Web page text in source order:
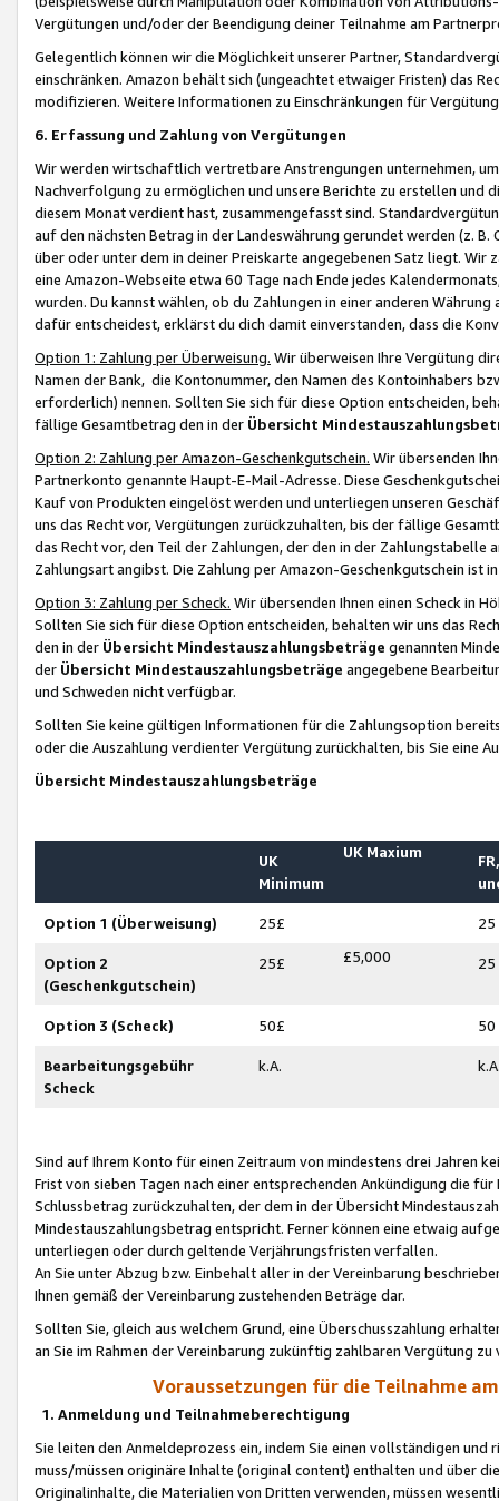
Vergütungen und/oder der Beendigung deiner Teilnahme am
Gelegentlich können wir die Möglichkeit unserer Partner,
einschränken. Amazon behält sich (ungeachtet etwaiger Fristen) das
modifizieren. Weitere Informationen zu Einschränkungen für
6. Erfassung und Zahlung von Vergütungen
Wir werden wirtschaftlich vertretbare Anstrengungen unternehmen,
Nachverfolgung zu ermöglichen und unsere Berichte zu erstellen und
diesem Monat verdient hast, zusammengefasst sind.
auf den nächsten Betrag in der Landeswährung gerundet werden (z.
über oder unter dem in deiner Preiskarte angegebenen Satz liegt.
eine Amazon-Webseite etwa 60 Tage nach Ende jedes
wurden. Du kannst wählen, ob du Zahlungen in einer anderen
dafür entscheidest, erklärst du dich damit einverstanden, dass die
Option 1: Zahlung per Überweisung. Wir überweisen Ihre Vergütung
Namen der Bank, die Kontonummer, den Namen des Kontoinhabers
erforderlich) nennen. Sollten Sie sich für diese Option entscheiden,
fällige Gesamtbetrag den in der Übersicht
Option 2: Zahlung per Amazon-Geschenkgutschein. Wir übersenden
Partnerkonto genannte Haupt-E-Mail-Adresse. Diese
Kauf von Produkten eingelöst werden und unterliegen unseren
uns das Recht vor, Vergütungen zurückzuhalten, bis der fällige
das Recht vor, den Teil der Zahlungen, der den in der
Zahlungsart angibst. Die Zahlung per Amazon-Geschenkgutschein ist
Option 3: Zahlung per Scheck. Wir übersenden Ihnen einen Scheck in
Sollten Sie sich für diese Option entscheiden, behalten wir uns das
den in der Übersicht Mindestauszahlungsbeträge genannten
der Übersicht Mindestauszahlungsbeträge angegebene
und Schweden nicht verfügbar.
Sollten Sie keine gültigen Informationen für die Zahlungsoption
oder die Auszahlung verdienter Vergütung zurückhalten, bis Sie
Übersicht Mindestauszahlungsbeträge
UK
Minimum
UK Maxium
Option 1 (Überweisung) 25£ 25
Option 2
(Geschenkgutschein)
25£ £5,000 25
Option 3 (Scheck) 50£ 50
Bearbeitungsgebühr
Scheck
k.A.
Sind auf Ihrem Konto für einen Zeitraum von mindestens drei Jahren
Frist von sieben Tagen nach einer entsprechenden Ankündigung die
Schlussbetrag zurückzuhalten, der dem in der Übersicht
Mindestauszahlungsbetrag entspricht. Ferner können eine etwaig
unterliegen oder durch geltende Verjährungsfristen verfallen.
An Sie unter Abzug bzw. Einbehalt aller in der Vereinbarung
Ihnen gemäß der Vereinbarung zustehenden Beträge dar.
Sollten Sie, gleich aus welchem Grund, eine Überschusszahlung
an Sie im Rahmen der Vereinbarung zukünftig zahlbaren Vergütung zu
Voraussetzungen für die Teilnahme
1. Anmeldung und Teilnahmeberechtigung
Sie leiten den Anmeldeprozess ein, indem Sie einen vollständigen
muss/müssen originäre Inhalte (original content) enthalten und über
Originalinhalte, die Materialien von Dritten verwenden, müssen